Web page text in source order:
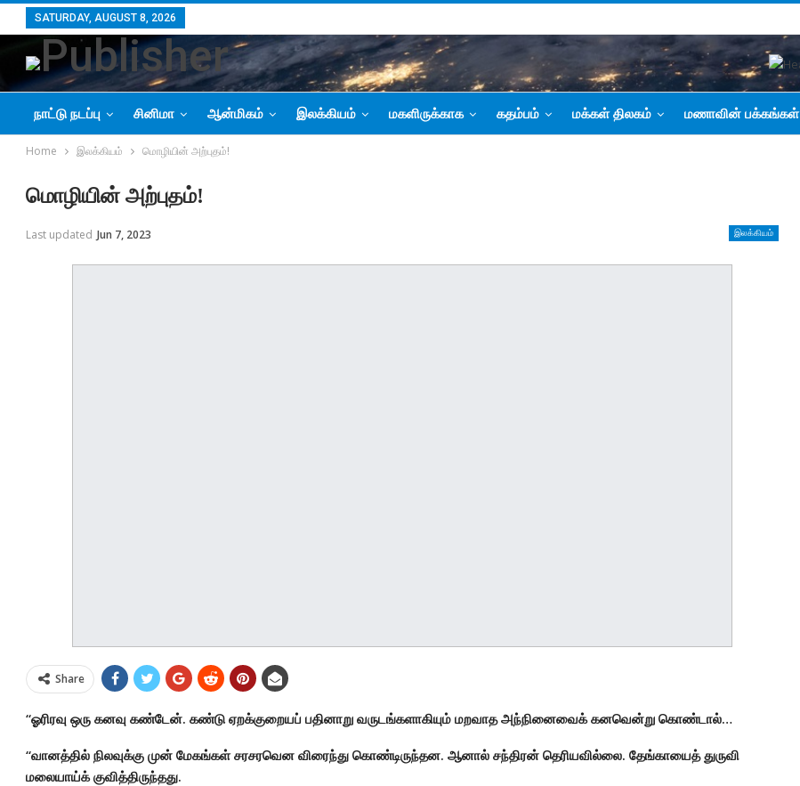
SATURDAY, AUGUST 8, 2026
நாட்டு நடப்பு சினிமா ஆன்மிகம் இலக்கியம் மகளிருக்காக கதம்பம் மக்கள் திலகம் மணாவின் பக்கங்கள்
Home இலக்கியம் மொழியின் அற்புதம்!
மொழியின் அற்புதம்!
இலக்கியம்
Last updated Jun 7, 2023
Share
“ஓரிரவு ஒரு கனவு கண்டேன். கண்டு ஏறக்குறையப் பதினாறு வருடங்களாகியும் மறவாத அந்நினைவைக் கனவென்று கொண்டால்…
“வானத்தில் நிலவுக்கு முன் மேகங்கள் சரசரவென விரைந்து கொண்டிருந்தன. ஆனால் சந்திரன் தெரியவில்லை. தேங்காயைத் துருவி
மலையாய்க் குவித்திருந்தது.